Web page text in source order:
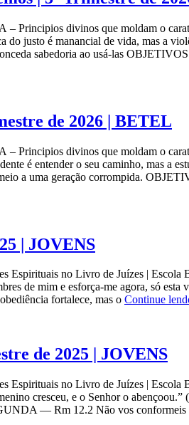
divinos que moldam o
justo é manancial de vida, mas a
sabedoria ao usá-las
de 2026 | BETEL
divinos que moldam o
é entender o seu caminho, mas a
a uma geração corrompida.
| JOVENS
no Livro de Juízes |
de mim e esforça-me agora, só esta
fortalece, mas o Continue
de 2025 | JOVENS
no Livro de Juízes | Escola
cresceu, e o Senhor o
— Rm 12.2 Não vos conformeis